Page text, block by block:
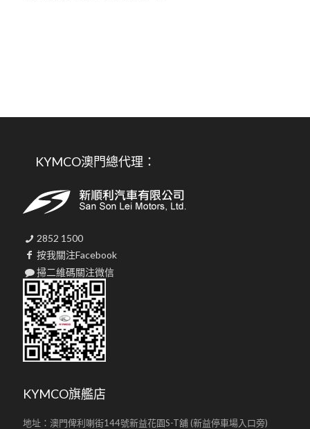
KYMCO澳門總代理：
2852 1500
按我關注Facebook
掃二維碼關注微信
KYMCO旗艦店
地址：澳門俾利喇街144號新益花園S-T舖 (新益停車場入口旁)